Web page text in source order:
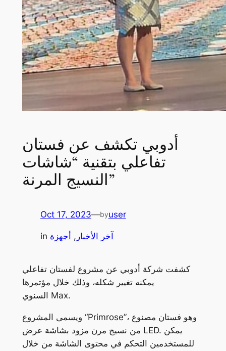
أدوبي تكشف عن فستان
تفاعلي بتقنية “شاشات
النسيج المرنة”
Oct 17, 2023—byuser
in آخر الأخبار , أجهزة
كشفت شركة أدوبي عن مشروع لفستان تفاعلي
يمكنه تغيير شكله، وذلك خلال مؤتمرها
السنوي Max.
ويسمى المشروع “Primrose”، وهو فستان مصنوع
من نسيج مرن مزود بشاشة عرض LED. يمكن
للمستخدمين التحكم في محتوى الشاشة من خلال